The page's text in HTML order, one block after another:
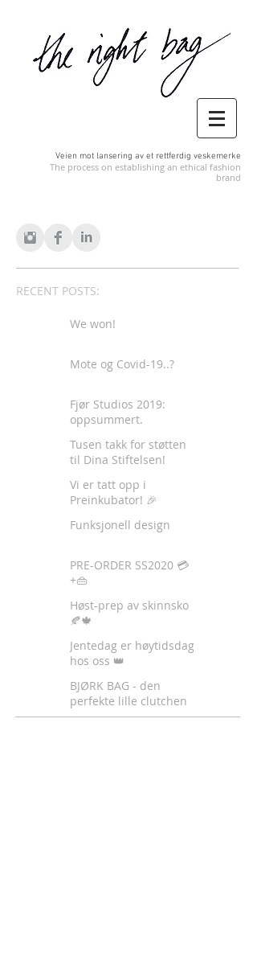
Veien mot lansering av et rettferdig veskemerke
The process on establishing an ethical fashion
brand
RECENT POSTS:
We won!
Mote og Covid-19..?
Fjør Studios 2019:
oppsummert.
Tusen takk for støtten
til Dina Stiftelsen!
Vi er tatt opp i
Preinkubator! 🎉
Funksjonell design
PRE-ORDER SS2020 💳
+👜
Høst-prep av skinnsko
🍂🍁
Jentedag er høytidsdag
hos oss 👑
BJØRK BAG - den
perfekte lille clutchen
✈️